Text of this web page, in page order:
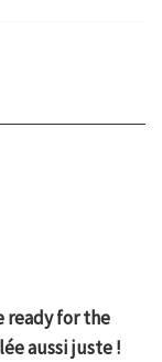
ready for the
aussi juste !